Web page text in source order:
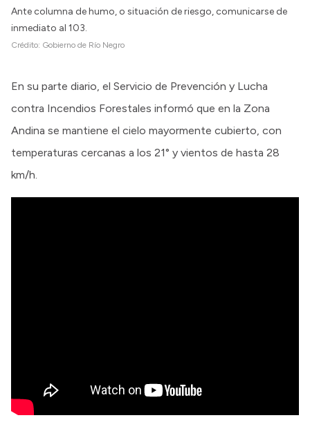
Ante columna de humo, o situación de riesgo, comunicarse de
inmediato al 103.
Crédito: Gobierno de Río Negro
En su parte diario, el Servicio de Prevención y Lucha
contra Incendios Forestales informó que en la Zona
Andina se mantiene el cielo mayormente cubierto, con
temperaturas cercanas a los 21° y vientos de hasta 28
km/h.